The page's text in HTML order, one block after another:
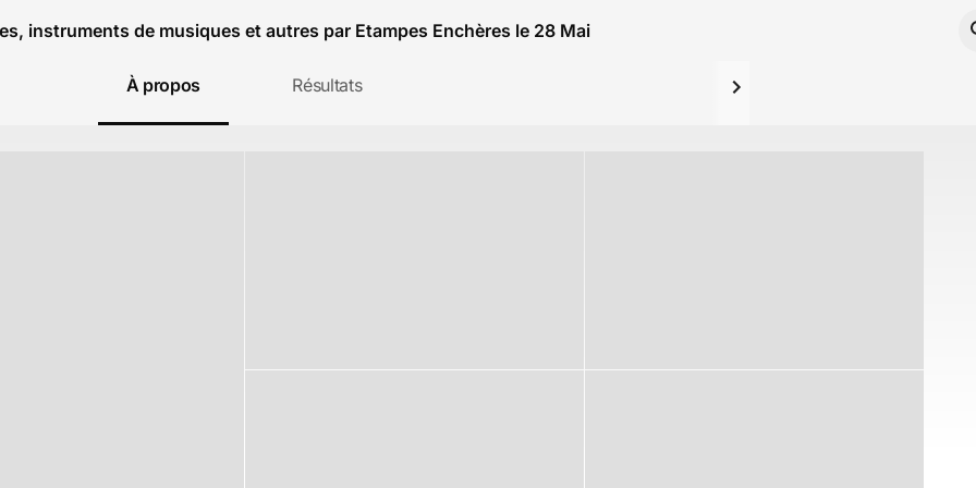
instruments de musiques et autres par Etampes Enchères le 28 Mai 2025
À propos Résultats